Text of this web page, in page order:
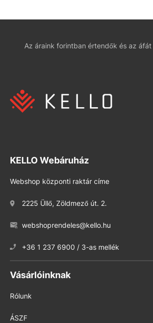
Az áraink forintban értendők és az
KELLO Webáruház
Webshop központi raktár címe
2225 Üllő, Zöldmező út. 2.
webshoprendeles@kello.hu
+36 1 237 6900 / 3-as mellék
Vásárlóinknak
Rólunk
ÁSZF